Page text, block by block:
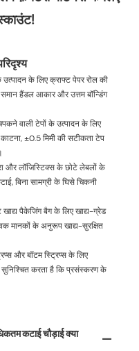
के लिए क्राफ्ट पेपर रोल की
हैंडल आकार और उत्तम बॉन्डिंग
वाली टेपों के उत्पादन के लिए
±0.5 मिमी की सटीकता टेप
और लॉजिस्टिक्स के छोटे लेबलों के
बिना सामग्री के घिसे चिकनी
पैकेजिंग बैग के लिए खाद्य-ग्रेड
मानकों के अनुरूप खाद्य-सुरक्षित
और बॉटम स्ट्रिप्स के लिए
सुनिश्चित करता है कि प्रसंस्करण के
कटाई चौड़ाई क्या